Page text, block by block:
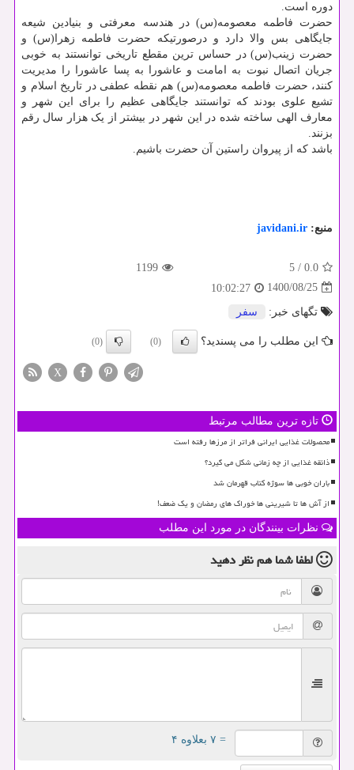
دوره است.
حضرت فاطمه معصومه(س) در هندسه معرفتی و بنیادین شیعه
جایگاهی بس والا دارد و درصورتیکه حضرت فاطمه زهرا(س) و
حضرت زینب(س) در حساس ترین مقطع تاریخی توانستند به خوبی
جریان اتصال نبوت به امامت و عاشورا به پسا عاشورا را مدیریت
کنند، حضرت فاطمه معصومه(س) هم نقطه عطفی در تاریخ اسلام و
تشیع علوی بودند که توانستند جایگاهی عظیم را برای این شهر و
معارف الهی ساخته شده در این شهر در بیشتر از یک هزار سال رقم
بزنند.
باشد که از پیروان راستین آن حضرت باشیم.
منبع: javidani.ir
0.0
/
5
1199
1400/08/25
10:02:27
تگهای خبر:
سفر
این مطلب را می پسندید؟ (0)
(0)
X
تازه ترین مطالب مرتبط
محصولات غذایی ایرانی فراتر از مرزها رفته است
ذائقه غذایی از چه زمانی شکل می گیرد؟
باران خوبی ها سوژه کتاب قهرمان شد
از آش ها تا شیرینی ها خوراک های رمضان و یک ضعف!
نظرات بینندگان در مورد این مطلب
لطفا شما همنظر دهید
= ۷ بعلاوه ۴